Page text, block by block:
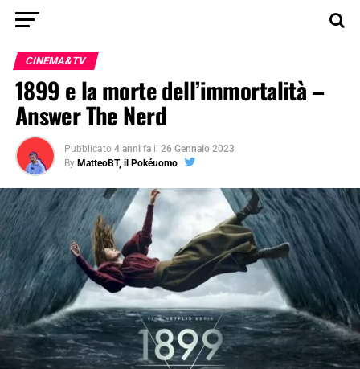
CINEMA&TV
1899 e la morte dell’immortalità –
Answer The Nerd
Pubblicato 4 anni fa il 26 Gennaio 2023
By MatteoBT, il Pokéuomo